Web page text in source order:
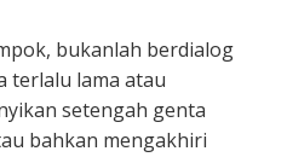
bukanlah berdialog
terlalu lama atau
setengah genta
bahkan mengakhiri